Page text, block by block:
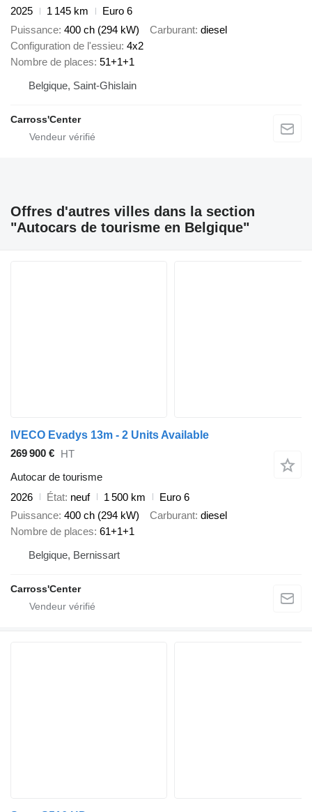
2025
1 145 km
Euro 6
Puissance 400 ch (294 kW) Carburant diesel
Configuration de l'essieu 4x2
Nombre de places 51+1+1
Belgique, Saint-Ghislain
Carross'Center
Offres d'autres villes dans la section
"Autocars de tourisme en Belgique"
IVECO Evadys 13m - 2 Units Available
269 900 € HT
Autocar de tourisme
2026
État neuf 1 500 km
Euro 6
Puissance 400 ch (294 kW) Carburant diesel
Nombre de places 61+1+1
Belgique, Bernissart
Carross'Center